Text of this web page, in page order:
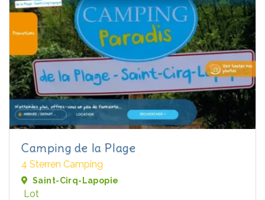
Camping de la Plage
4 Sterren Camping
Saint-Cirq-Lapopie
Lot